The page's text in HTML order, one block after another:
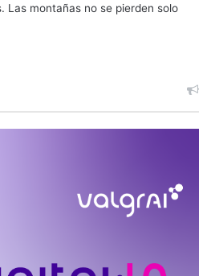
Las montañas no se pierden solo